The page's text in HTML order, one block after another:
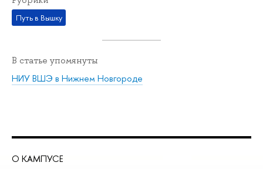
Путь в Вышку
В статье упомянуты
НИУ ВШЭ в Нижнем Новгороде
О КАМПУСЕ